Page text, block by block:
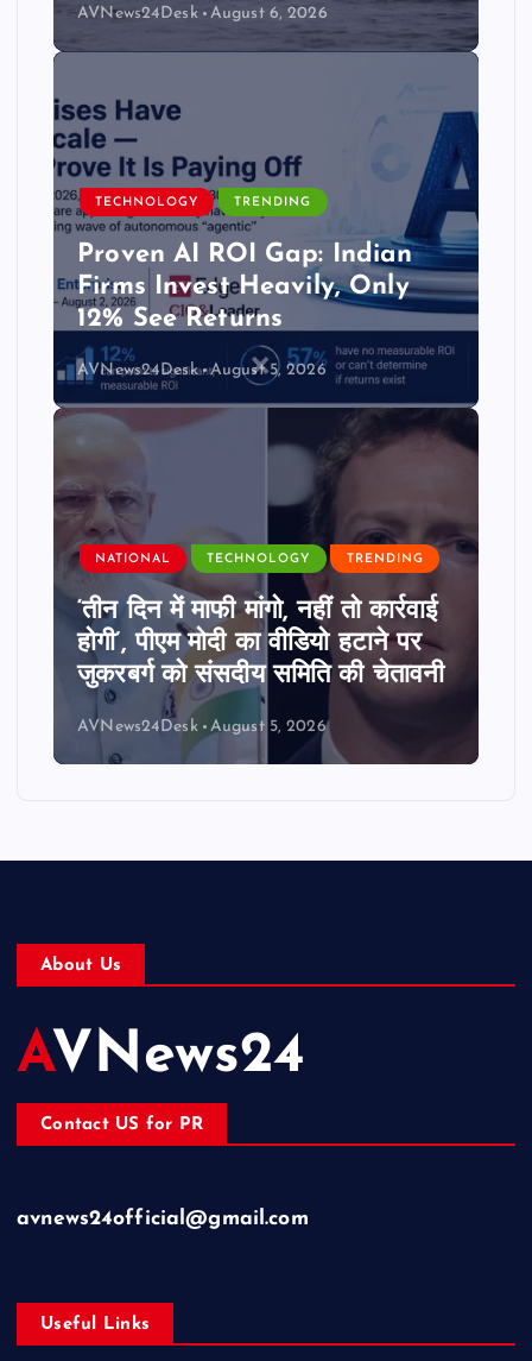
AVNews24Desk August 6, 2026
TECHNOLOGY TRENDING
Proven AI ROI Gap: Indian
Firms Invest Heavily, Only
12% See Returns
AVNews24Desk August 5, 2026
NATIONAL TECHNOLOGY TRENDING
‘तीन दिन में माफी मांगो, नहीं तो कार्रवाई
होगी’, पीएम मोदी का वीडियो हटाने पर
जुकरबर्ग को संसदीय समिति की चेतावनी
AVNews24Desk August 5, 2026
About Us
AVNews24
Contact US for PR
avnews24official@gmail.com
Useful Links